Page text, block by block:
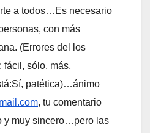
a todos…Es necesario
con más
(Errores del los
fácil, sólo, más,
patética)…ánimo
, tu comentario
y muy sincero…pero las